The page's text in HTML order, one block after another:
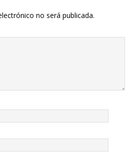
no será publicada.